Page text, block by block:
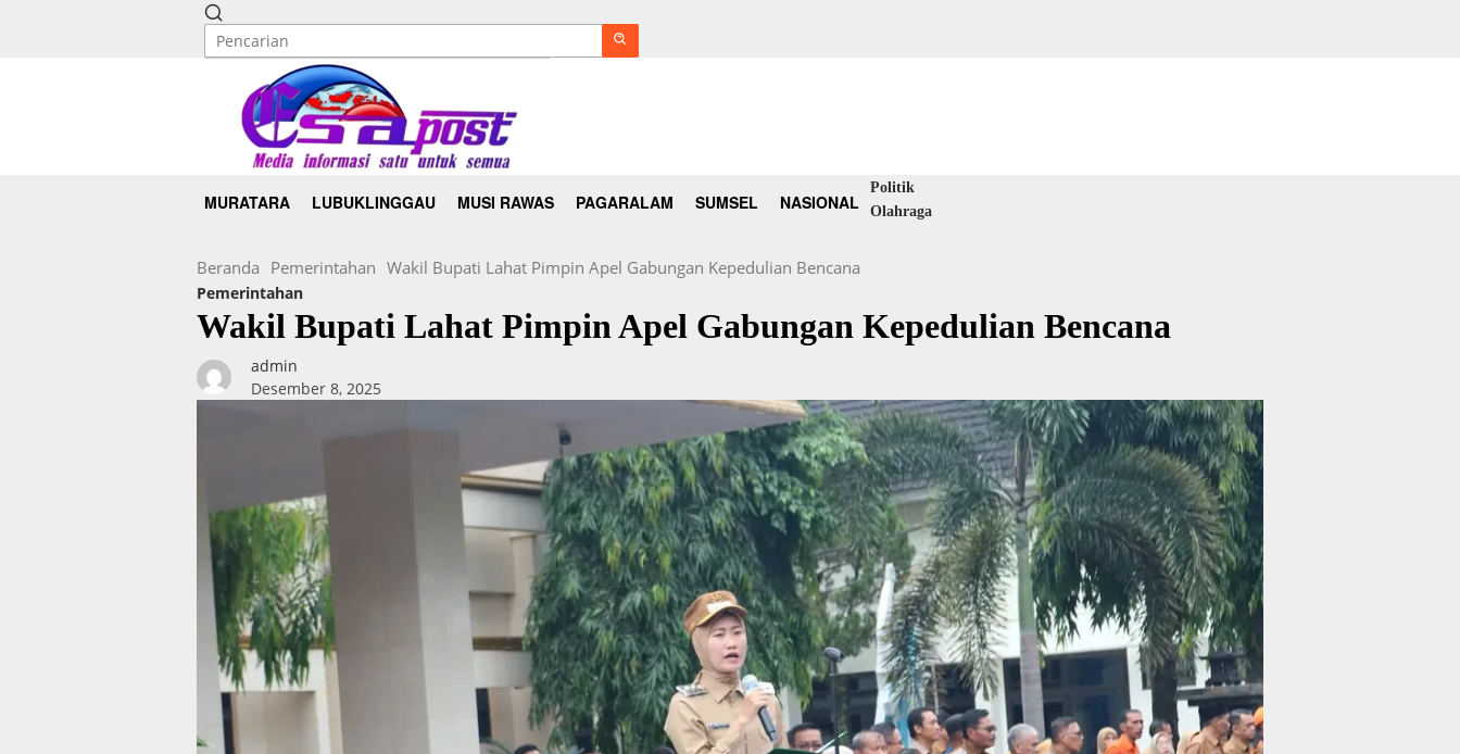
MURATARA LUBUKLINGGAU MUSI RAWAS PAGARALAM SUMSEL NASIONAL
Politik
Olahraga
Beranda Pemerintahan Wakil Bupati Lahat Pimpin Apel Gabungan Kepedulian Bencana
Pemerintahan
Wakil Bupati Lahat Pimpin Apel Gabungan Kepedulian Bencana
admin
Desember 8, 2025